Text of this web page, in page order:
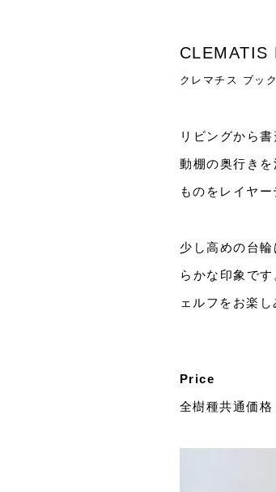
クレマチス ブッ
リビングから
動棚の奥行き
ものをレイヤー
少し高めの台
らかな印象で
ェルフをお楽し
Price
全樹種共通価格